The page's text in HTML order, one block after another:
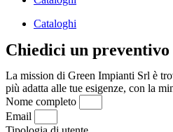
Cataloghi
Chiedici un
La mission di Green Impianti Srl è
più adatta alle tue esigenze, con la
Nome completo
Email